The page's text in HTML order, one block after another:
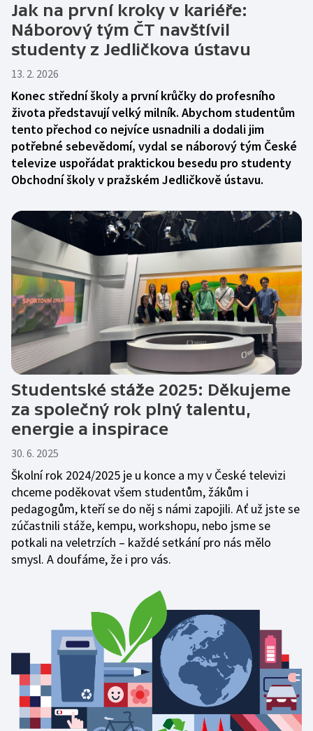
Etický panel
Statut ČT
Kodex ČT
ČT podporuje
Hasičský sbor
Přístupnost
Vliv vysílání na děti
Hudební banky
Scénický provoz
Reklama
Pravidla pro dodavatele
Sledovanost a data o vysílání
Veřejné zakázky
Zákony
Standardy ČT
GDPR
Smluvní podmínky ČT
Bezpečnostní pravidla pro návštěvníky ČT
Jak na první kroky v kariéře:
Náborový tým ČT navštívil
studenty z Jedličkova ústavu
13. 2. 2026
Konec střední školy a první krůčky do profesního
života představují velký milník. Abychom studentům
tento přechod co nejvíce usnadnili a dodali jim
potřebné sebevědomí, vydal se náborový tým České
televize uspořádat praktickou besedu pro studenty
Obchodní školy v pražském Jedličkově ústavu.
Studentské stáže 2025: Děkujeme
za společný rok plný talentu,
energie a inspirace
30. 6. 2025
Školní rok 2024/2025 je u konce a my v České televizi
chceme poděkovat všem studentům, žákům i
pedagogům, kteří se do něj s námi zapojili. Ať už jste se
zúčastnili stáže, kempu, workshopu, nebo jsme se
potkali na veletrzích – každé setkání pro nás mělo
smysl. A doufáme, že i pro vás.